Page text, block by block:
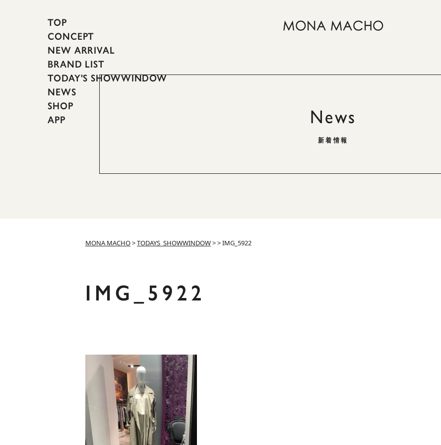
TOP
CONCEPT
NEW ARRIVAL
BRAND LIST
TODAY'S SHOWWINDOW
NEWS
SHOP
APP
News
新着情報
MONA MACHO>TODAYS_SHOWWINDOW>>IMG_5922
IMG_5922